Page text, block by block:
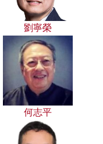
劉寧榮
何志平